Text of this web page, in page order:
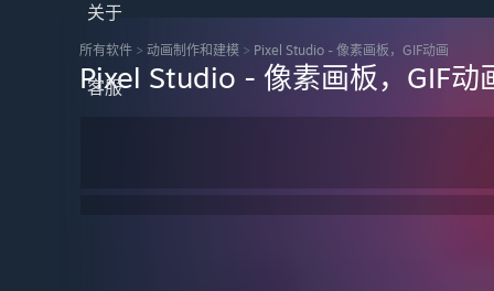
关于
客服
所有软件 > 动画制作和建模 > Pixel Studio - 像素画板，GIF动画
Pixel Studio - 像素画板，GIF动